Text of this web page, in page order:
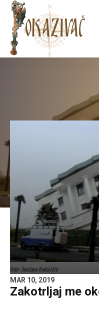
Foto: Snežana Radojičić
MAR 10, 2019
Zakotrljaj me